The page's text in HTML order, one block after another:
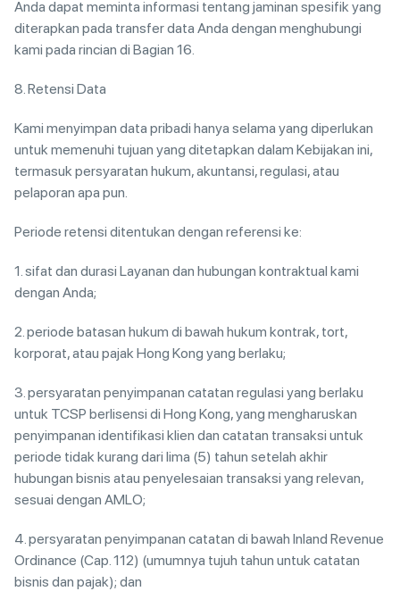
Anda dapat meminta informasi tentang jaminan spesifik yang
diterapkan pada transfer data Anda dengan menghubungi
kami pada rincian di Bagian 16.
8. Retensi Data
Kami menyimpan data pribadi hanya selama yang diperlukan
untuk memenuhi tujuan yang ditetapkan dalam Kebijakan ini,
termasuk persyaratan hukum, akuntansi, regulasi, atau
pelaporan apa pun.
Periode retensi ditentukan dengan referensi ke:
1. sifat dan durasi Layanan dan hubungan kontraktual kami
dengan Anda;
2. periode batasan hukum di bawah hukum kontrak, tort,
korporat, atau pajak Hong Kong yang berlaku;
3. persyaratan penyimpanan catatan regulasi yang berlaku
untuk TCSP berlisensi di Hong Kong, yang mengharuskan
penyimpanan identifikasi klien dan catatan transaksi untuk
periode tidak kurang dari lima (5) tahun setelah akhir
hubungan bisnis atau penyelesaian transaksi yang relevan,
sesuai dengan AMLO;
4. persyaratan penyimpanan catatan di bawah Inland Revenue
Ordinance (Cap. 112) (umumnya tujuh tahun untuk catatan
bisnis dan pajak); dan